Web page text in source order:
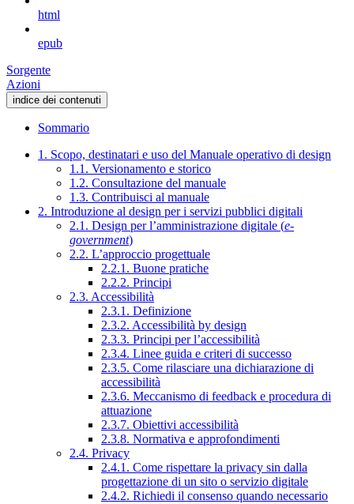
html
epub
Sorgente
Azioni
indice dei contenuti
Sommario
1. Scopo, destinatari e uso del Manuale operativo di design
1.1. Versionamento e storico
1.2. Consultazione del manuale
1.3. Contribuisci al manuale
2. Introduzione al design per i servizi pubblici digitali
2.1. Design per l’amministrazione digitale (e-
government)
2.2. L’approccio progettuale
2.2.1. Buone pratiche
2.2.2. Principi
2.3. Accessibilità
2.3.1. Definizione
2.3.2. Accessibilità by design
2.3.3. Principi per l’accessibilità
2.3.4. Linee guida e criteri di successo
2.3.5. Come rilasciare una dichiarazione di
accessibilità
2.3.6. Meccanismo di feedback e procedura di
attuazione
2.3.7. Obiettivi accessibilità
2.3.8. Normativa e approfondimenti
2.4. Privacy
2.4.1. Come rispettare la privacy sin dalla
progettazione di un sito o servizio digitale
2.4.2. Richiedi il consenso quando necessario